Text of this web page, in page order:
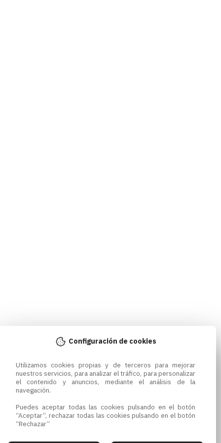
Configuración de cookies
Utilizamos cookies propias y de terceros para mejorar
nuestros servicios, para analizar el tráfico, para personalizar
el contenido y anuncios, mediante el análisis de la
navegación.
Puedes aceptar todas las cookies pulsando en el botón
“Aceptar”, rechazar todas las cookies pulsando en el botón
“Rechazar”